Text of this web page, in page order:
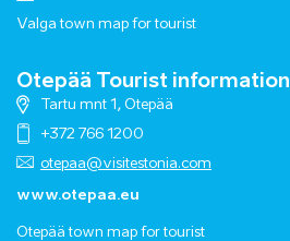
Valga town map for tourist
Otepää Tourist information
Tartu mnt 1, Otepää
+372 766 1200
otepaa@visitestonia.com
www.otepaa.eu
Otepää town map for tourist